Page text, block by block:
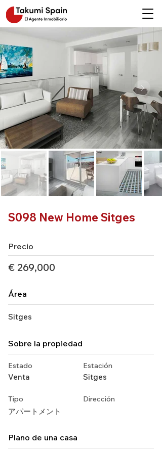
S098 New Home Sitges
Precio
€ 269,000
Área
Sitges
Sobre la propiedad
Estado
Venta
Estación
Sitges
Tipo
アパートメント
Dirección
Plano de una casa